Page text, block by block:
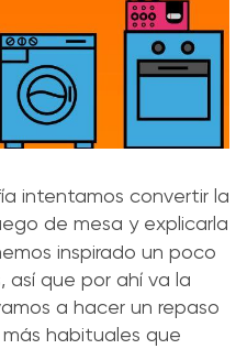
intentamos convertir la
de mesa y explicarla
inspirado un poco
así que por ahí va la
a hacer un repaso
más habituales que